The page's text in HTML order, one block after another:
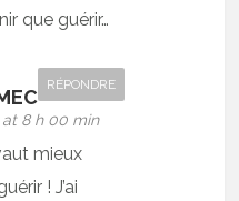
que guérir…
at 8 h 00 min
RÉPONDRE
mieux
! J’ai